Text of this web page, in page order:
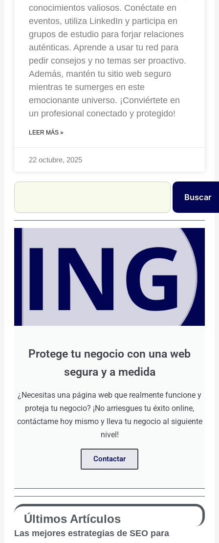
conocimientos valiosos. Conéctate en
eventos, utiliza LinkedIn y participa en
grupos de estudio para forjar relaciones
auténticas. Aprende a usar tu red para
pedir consejos y no temas ser proactivo.
Además, mantén tu sitio web seguro
mientras te sumerges en este
emocionante universo. ¡Conviértete en
un profesional conectado y protegido!
LEER MÁS »
22 octubre, 2025
Search
Buscar
Protege tu negocio con una web
segura y a medida
¿Necesitas una página web que realmente funcione y
proteja tu negocio? ¡No arriesgues tu éxito online,
contáctame hoy mismo y lleva tu negocio al siguiente
nivel!
Contactar
Últimos Artículos
Las mejores estrategias de SEO para